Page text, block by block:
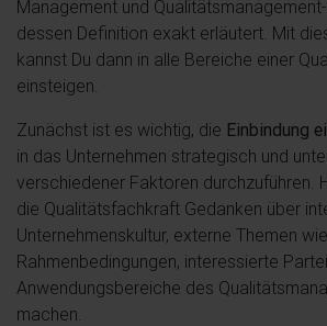
Management und
dessen Definition exakt erläutert. Mit
kannst Du dann in alle Bereiche einer
einsteigen.
Zunächst ist es wichtig, die Einbindung
in das Unternehmen strategisch und
verschiedener Faktoren durchzuführen.
die Qualitätsfachkraft Gedanken über
Unternehmenskultur, externe Themen
Rahmenbedingungen, interessierte
Anwendungsbereiche des
machen.